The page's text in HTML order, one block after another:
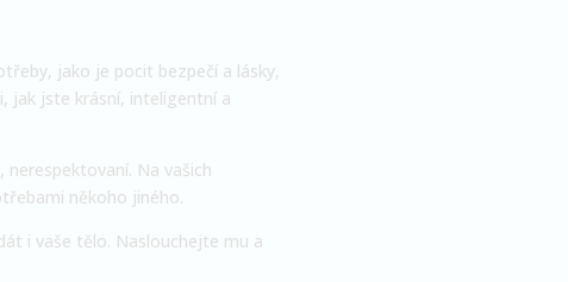
jako je pocit bezpečí a lásky,
jak jste krásní, inteligentní a
Na vašich
někoho jiného.
i vaše tělo. Naslouchejte mu a